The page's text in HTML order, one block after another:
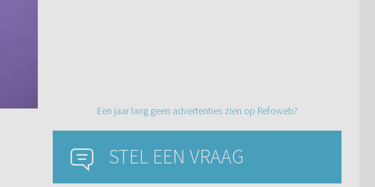
Een jaar lang geen advertenties zien op Refoweb?
STEL EEN VRAAG